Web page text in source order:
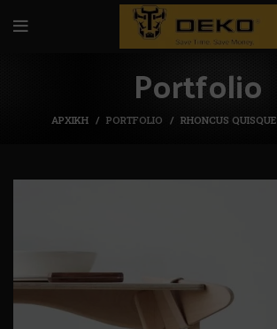
Portfolio
ΑΡΧΙΚΉ PORTFOLIO RHONCUS